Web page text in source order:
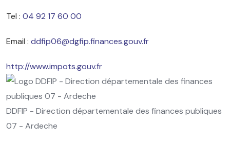
Tel : 04 92 17 60 00
Email : ddfip06@dgfip.finances.gouv.fr
http://www.impots.gouv.fr
DDFIP - Direction départementale des finances publiques
07 - Ardeche